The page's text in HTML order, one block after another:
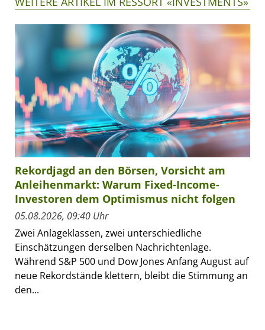
Rekordjagd an den Börsen, Vorsicht am
Anleihenmarkt: Warum Fixed-Income-
Investoren dem Optimismus nicht folgen
05.08.2026, 09:40 Uhr
Zwei Anlageklassen, zwei unterschiedliche
Einschätzungen derselben Nachrichtenlage.
Während S&P 500 und Dow Jones Anfang August auf
neue Rekordstände klettern, bleibt die Stimmung an
den...